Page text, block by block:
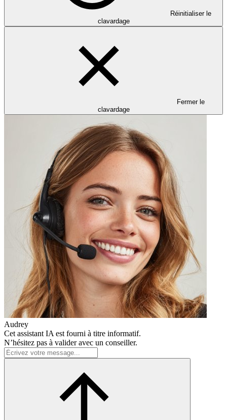
Réinitialiser le
clavardage
Fermer le
clavardage
Audrey
Cet assistant IA est fourni à titre informatif.
N’hésitez pas à valider avec un conseiller.